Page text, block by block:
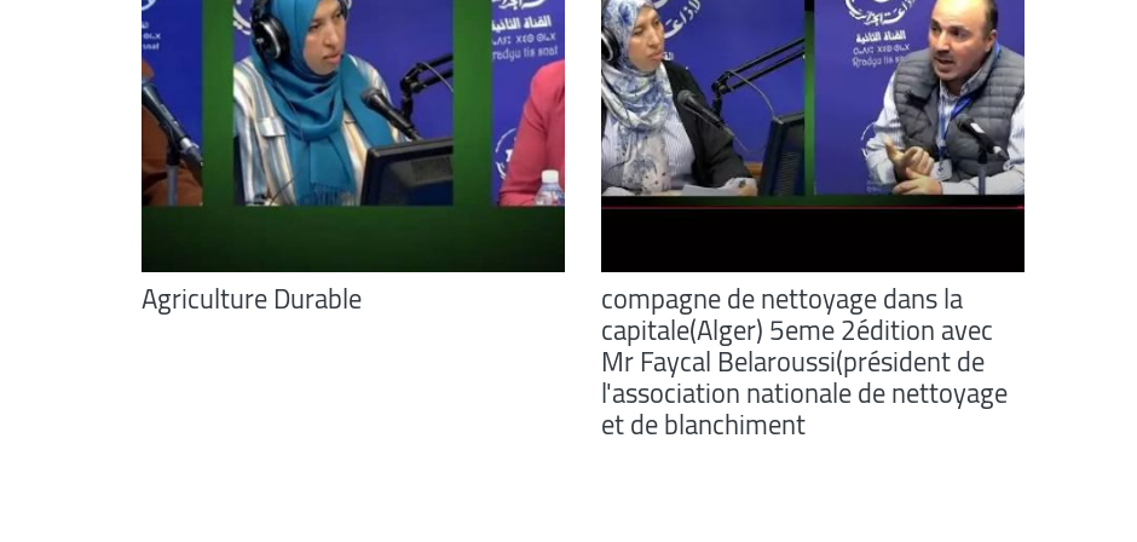
Agriculture Durable compagne de nettoyage dans la
capitale(Alger) 5eme 2édition avec
Mr Faycal Belaroussi(président de
l'association nationale de nettoyage
et de blanchiment